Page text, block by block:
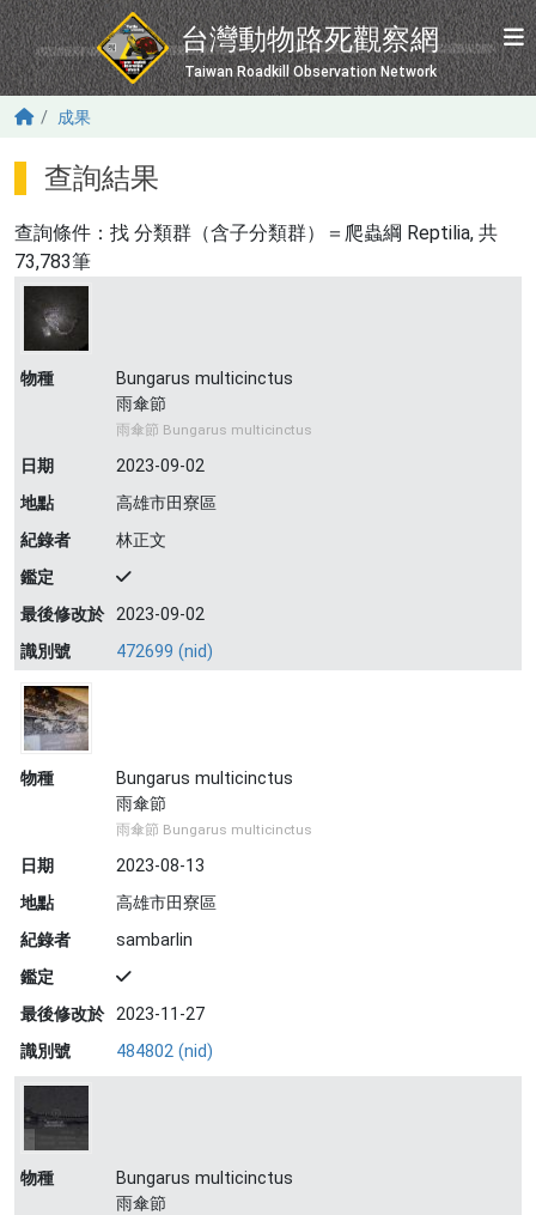
移至主內容
台灣動物路死觀察網
Taiwan Roadkill Observation Network
成果
查詢結果
查詢條件：找 分類群（含子分類群）＝爬蟲綱 Reptilia, 共
73,783筆
物種
Bungarus multicinctus
雨傘節
雨傘節 Bungarus multicinctus
日期
2023-09-02
地點
高雄市田寮區
紀錄者
林正文
鑑定
最後修改於 2023-09-02
識別號
472699 (nid)
物種
Bungarus multicinctus
雨傘節
雨傘節 Bungarus multicinctus
日期
2023-08-13
地點
高雄市田寮區
紀錄者
sambarlin
鑑定
最後修改於 2023-11-27
識別號
484802 (nid)
物種
Bungarus multicinctus
雨傘節